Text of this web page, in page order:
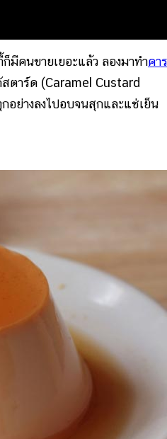
มีคนขายเยอะแล้ว ลองมาทำคา
ตาร์ด (Caramel Custard
ย่างลงไปอบจนสุกและแช่เย็น